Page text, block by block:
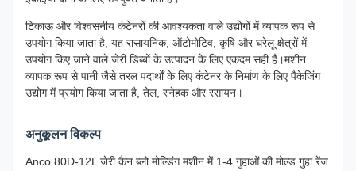
टिकाऊ और विश्वसनीय कंटेनरों की आवश्यकता वाले उद्योगों में व्यापक रूप से
उपयोग किया जाता है, यह रासायनिक, ऑटोमोटिव, कृषि और घरेलू क्षेत्रों में
उपयोग किए जाने वाले जेरी डिब्बों के उत्पादन के लिए एकदम सही है।मशीन
व्यापक रूप से पानी जैसे तरल पदार्थों के लिए कंटेनर के निर्माण के लिए पैकेजिंग
उद्योग में प्रयोग किया जाता है, तेल, स्नेहक और रसायन।
अनुकूलन विकल्प
Anco 80D-12L जेरी कैन ब्लो मोल्डिंग मशीन में 1-4 गुहाओं की मोल्ड गुहा रेंज